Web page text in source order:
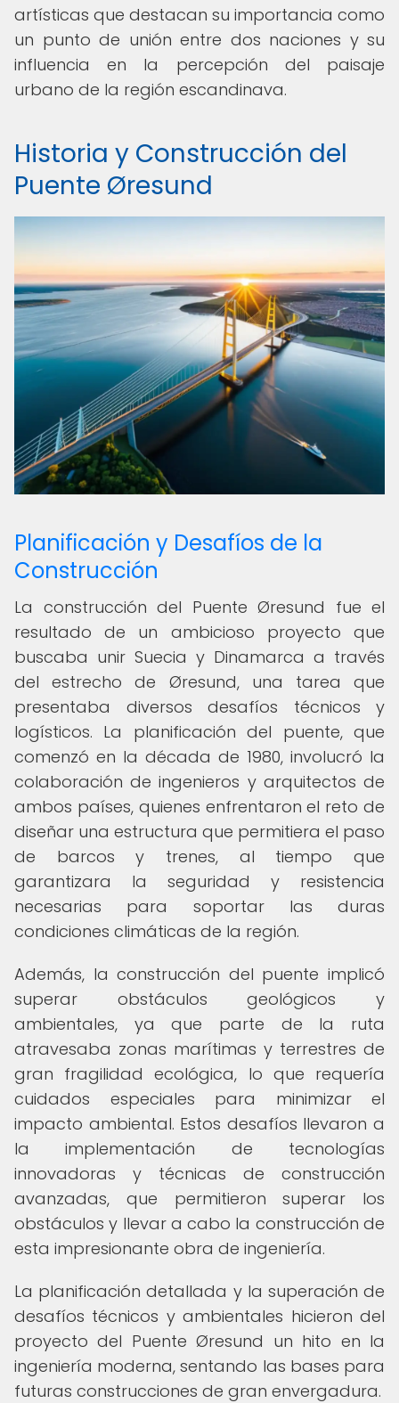
artísticas que destacan su importancia como
un punto de unión entre dos naciones y su
influencia en la percepción del paisaje
urbano de la región escandinava.
Historia y Construcción del
Puente Øresund
Planificación y Desafíos de la
Construcción
La construcción del Puente Øresund fue el
resultado de un ambicioso proyecto que
buscaba unir Suecia y Dinamarca a través
del estrecho de Øresund, una tarea que
presentaba diversos desafíos técnicos y
logísticos. La planificación del puente, que
comenzó en la década de 1980, involucró la
colaboración de ingenieros y arquitectos de
ambos países, quienes enfrentaron el reto de
diseñar una estructura que permitiera el paso
de barcos y trenes, al tiempo que
garantizara la seguridad y resistencia
necesarias para soportar las duras
condiciones climáticas de la región.
Además, la construcción del puente implicó
superar obstáculos geológicos y
ambientales, ya que parte de la ruta
atravesaba zonas marítimas y terrestres de
gran fragilidad ecológica, lo que requería
cuidados especiales para minimizar el
impacto ambiental. Estos desafíos llevaron a
la implementación de tecnologías
innovadoras y técnicas de construcción
avanzadas, que permitieron superar los
obstáculos y llevar a cabo la construcción de
esta impresionante obra de ingeniería.
La planificación detallada y la superación de
desafíos técnicos y ambientales hicieron del
proyecto del Puente Øresund un hito en la
ingeniería moderna, sentando las bases para
futuras construcciones de gran envergadura.